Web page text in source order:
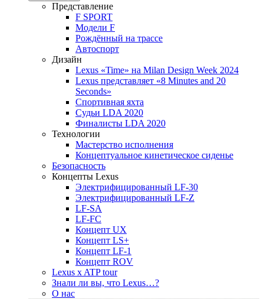
Представление
F SPORT
Модели F
Рождённый на трассе
Автоспорт
Дизайн
Lexus «Time» на Milan Design Week 2024
Lexus представляет «8 Minutes and 20
Seconds»
Спортивная яхта
Судьи LDA 2020
Финалисты LDA 2020
Технологии
Мастерство исполнения
Концептуальное кинетическое сиденье
Безопасность
Концепты Lexus
Электрифицированный LF-30
Электрифицированный LF-Z
LF-SA
LF-FC
Концепт UX
Концепт LS+
Концепт LF-1
Концепт ROV
Lexus x ATP tour
Знали ли вы, что Lexus…?
О нас